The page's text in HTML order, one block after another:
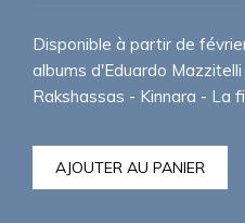
était :
69,00€.
est :
55,00€.
Disponible à partir de
albums d'Eduardo
Rakshassas - Kinnara - La
AJOUTER AU PANIER